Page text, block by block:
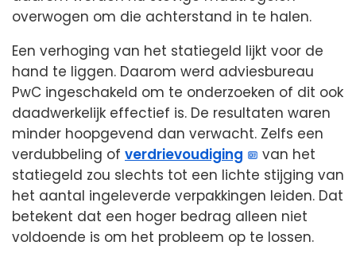
overwogen om die achterstand in te halen.
Een verhoging van het statiegeld lijkt voor de
hand te liggen. Daarom werd adviesbureau
PwC ingeschakeld om te onderzoeken of dit ook
daadwerkelijk effectief is. De resultaten waren
minder hoopgevend dan verwacht. Zelfs een
verdubbeling of verdrievoudiging
van het
statiegeld zou slechts tot een lichte stijging van
het aantal ingeleverde verpakkingen leiden. Dat
betekent dat een hoger bedrag alleen niet
voldoende is om het probleem op te lossen.